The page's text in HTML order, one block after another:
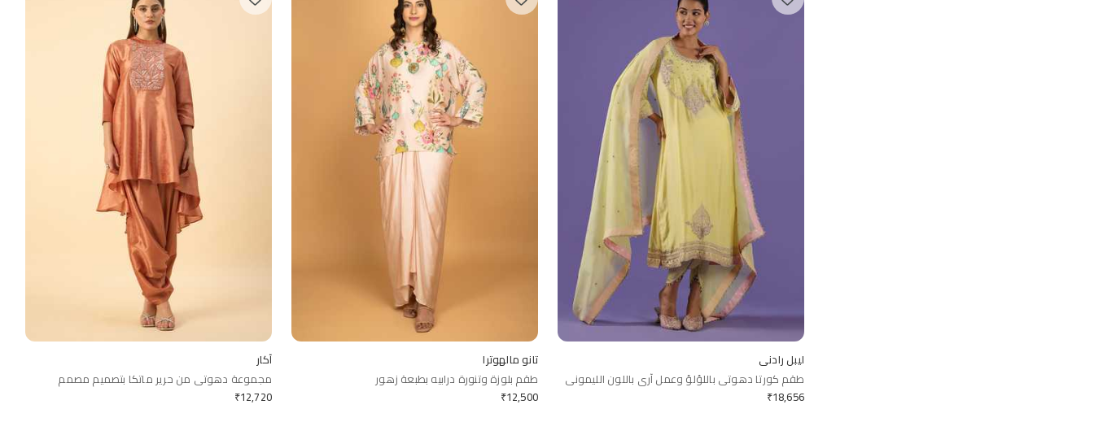
ليبل رادني
طقم كورتا دهوتي باللؤلؤ وعمل آري باللون الليموني
₹18,656
تانو مالهوترا
طقم بلوزة وتنورة درابيه بطبعة زهور
₹12,500
آكار
مجموعة دهوتي من حرير ماتكا بتصميم مصمم
₹12,720